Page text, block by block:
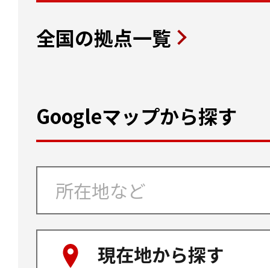
全国の拠点一覧
Googleマップから探す
現在地から探す